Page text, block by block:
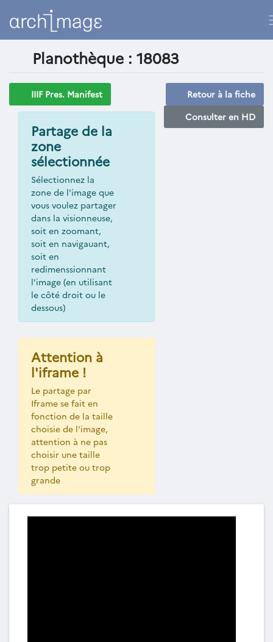
Planothèque : 18083
IIIF Pres. Manifest
Retour à la fiche
Consulter en HD
Partage de la
zone
sélectionnée
Sélectionnez la
zone de l'image que
vous voulez partager
dans la visionneuse,
soit en zoomant,
soit en navigauant,
soit en
redimenssionnant
l'image (en utilisant
le côté droit ou le
dessous)
Attention à
l'iframe !
Le partage par
Iframe se fait en
fonction de la taille
choisie de l'image,
attention à ne pas
choisir une taille
trop petite ou trop
grande